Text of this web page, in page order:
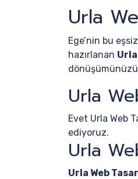
Urla
Ege’nin bu
hazırlanan
dönüşümünüzü
Urla
Evet Urla Web
ediyoruz.
Urla
Urla Web